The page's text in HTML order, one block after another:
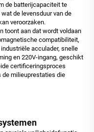
de batterijcapaciteit te
de levensduur van de
veroorzaken.
toont aan dat wordt voldaan
compatibiliteit,
acculader, snelle
en 220V-ingang, geschikt
certificeringsproces
de milieuprestaties die